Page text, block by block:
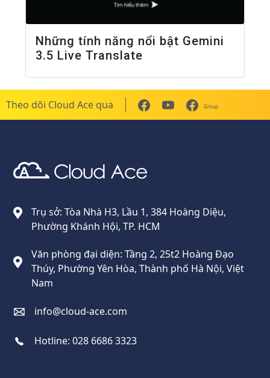
Những tính năng nổi bật Gemini
3.5 Live Translate
Theo dõi Cloud Ace qua Group
Trụ sở: Tòa Nhà H3, Lầu 1, 384 Hoàng Diệu,
Phường Khánh Hội, TP. HCM
Văn phòng đại diện: Tầng 2, 25t2 Hoàng Đạo
Thúy, Phường Yên Hòa, Thành phố Hà Nội, Việt
Nam
info@cloud-ace.com
Hotline:028 6686 3323